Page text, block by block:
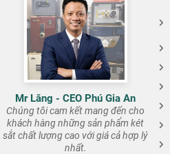
Mr Lăng - CEO Phú Gia An
Chúng tôi cam kết mang đến cho
khách hàng những sản phẩm két
sắt chất lượng cao với giá cả hợp lý
nhất.